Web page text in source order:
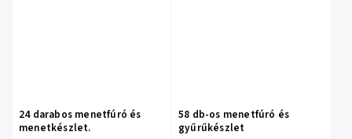
24 darabos menetfúró és
menetkészlet.
58 db-os menetfúró és
gyűrűkészlet